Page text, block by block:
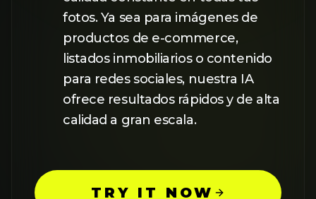
listados inmobiliarios o contenido
para redes sociales, nuestra IA
ofrece resultados rápidos y de alta
calidad a gran escala.